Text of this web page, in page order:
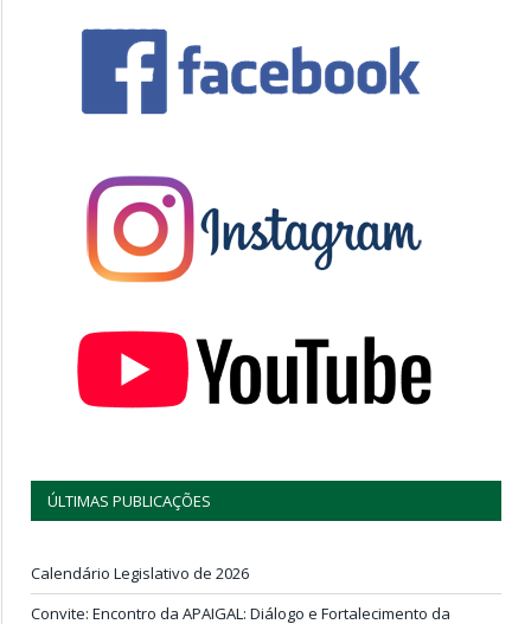
ÚLTIMAS PUBLICAÇÕES
Calendário Legislativo de 2026
Convite: Encontro da APAIGAL: Diálogo e Fortalecimento da